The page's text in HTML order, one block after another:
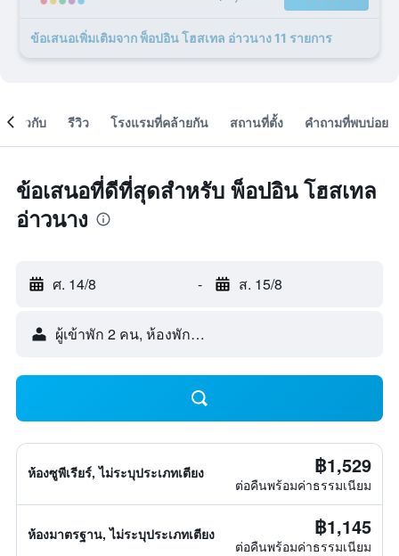
ข้อเสนอเพิ่มเติมจาก พ็อปอิน โฮสเทล อ่าวนาง 11 รายการ
เกี่ยวกับ รีวิว โรงแรมที่คล้ายกัน สถานที่ตั้ง คำถามที่พบบ่อย
ข้อเสนอที่ดีที่สุดสำหรับ พ็อปอิน โฮสเทล
อ่าวนาง
ศ. 14/8 - ส. 15/8
ผู้เข้าพัก 2 คน, ห้องพัก 1 ห้อง
ห้องซูพีเรียร์, ไม่ระบุประเภทเตียง ฿1,529
ต่อคืนพร้อมค่าธรรมเนียม
ห้องมาตรฐาน, ไม่ระบุประเภทเตียง ฿1,145
ต่อคืนพร้อมค่าธรรมเนียม